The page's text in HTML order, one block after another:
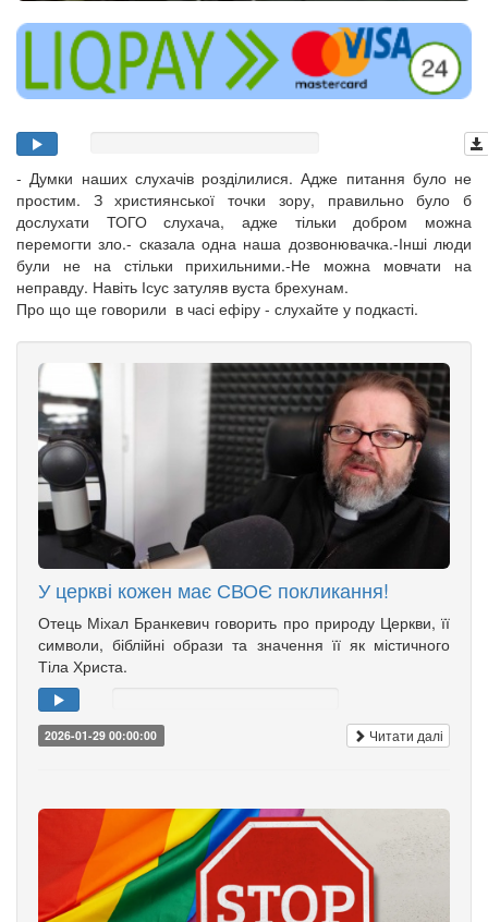
- Думки наших слухачів розділилися. Адже питання було не
простим. З християнської точки зору, правильно було б
дослухати ТОГО слухача, адже тільки добром можна
перемогти зло.- сказала одна наша дозвонювачка.-Інші люди
були не на стільки прихильними.-Не можна мовчати на
неправду. Навіть Ісус затуляв вуста брехунам.
Про що ще говорили в часі ефіру - слухайте у подкасті.
У церкві кожен має СВОЄ покликання!
Отець Міхал Бранкевич говорить про природу Церкви, її
символи, біблійні образи та значення її як містичного
Тіла Христа.
2026-01-29 00:00:00 Читати далі